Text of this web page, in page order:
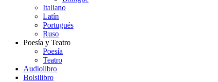
Italiano
Latín
Portugués
Ruso
Poesía y Teatro
Poesía
Teatro
Audiolibro
Bolsilibro